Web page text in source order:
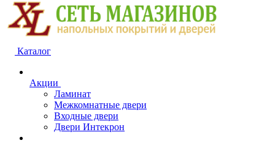
Каталог
Акции
Ламинат
Межкомнатные двери
Входные двери
Двери Интекрон